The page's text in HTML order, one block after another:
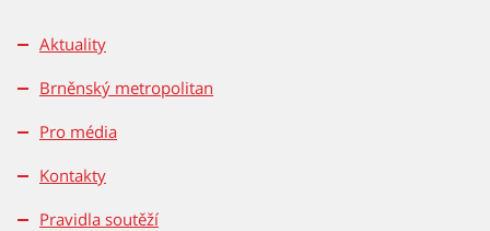
Aktuality
Brněnský metropolitan
Pro média
Kontakty
Pravidla soutěží